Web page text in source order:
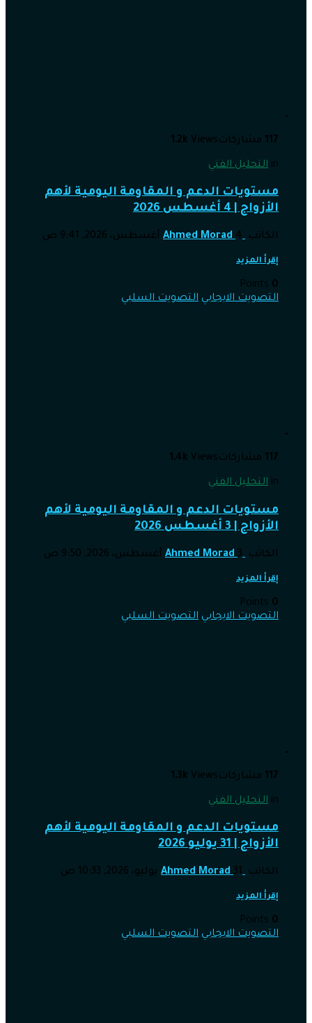
117 مشاركات 1.2k Views
in التحليل الفني
مستويات الدعم و المقاومة اليومية لأهم
الأزواج | 4 أغسطس 2026
الكاتب Ahmed Morad 4 أغسطس، 2026, 9:41 ص
إقرأ المزيد
0
التصويت الايجابي التصويت السلبي
117 مشاركات 1.4k Views
in التحليل الفني
مستويات الدعم و المقاومة اليومية لأهم
الأزواج | 3 أغسطس 2026
الكاتب Ahmed Morad 3 أغسطس، 2026, 9:50 ص
إقرأ المزيد
0
التصويت الايجابي التصويت السلبي
117 مشاركات 1.3k Views
in التحليل الفني
مستويات الدعم و المقاومة اليومية لأهم
الأزواج | 31 يوليو 2026
الكاتب Ahmed Morad 31 يوليو، 2026, 10:33 ص
إقرأ المزيد
0
التصويت الايجابي التصويت السلبي